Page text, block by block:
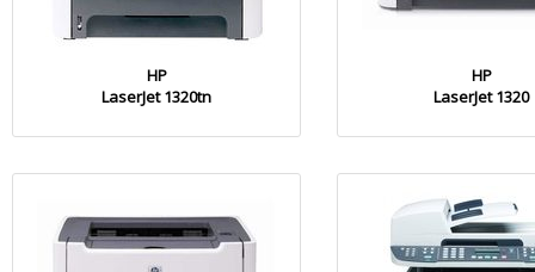
HP
LaserJet 1320tn
HP
LaserJet 1320